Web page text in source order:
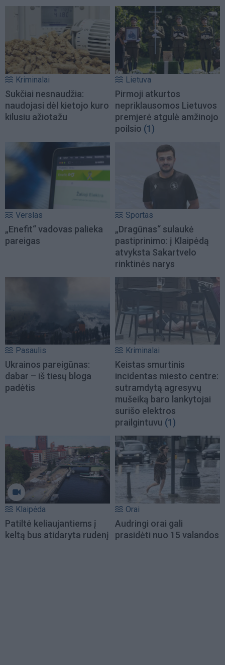
Kriminalai
Sukčiai nesnaudžia:
naudojasi dėl kietojo kuro
kilusiu ažiotažu
Lietuva
Pirmoji atkurtos
nepriklausomos Lietuvos
premjerė atgulė amžinojo
poilsio (1)
Verslas
„Enefit“ vadovas palieka
pareigas
Sportas
„Dragūnas“ sulaukė
pastiprinimo: į Klaipėdą
atvyksta Sakartvelo
rinktinės narys
Pasaulis
Ukrainos pareigūnas:
dabar – iš tiesų bloga
padėtis
Kriminalai
Keistas smurtinis
incidentas miesto centre:
sutramdytą agresyvų
mušeiką baro lankytojai
surišo elektros
prailgintuvu (1)
Klaipėda
Patiltė keliaujantiems į
keltą bus atidaryta rudenį
Orai
Audringi orai gali
prasidėti nuo 15 valandos